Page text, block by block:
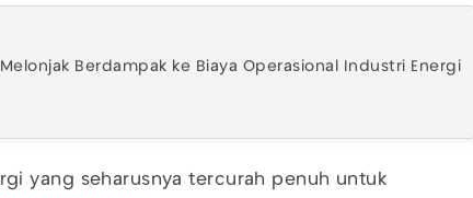
Berdampak ke Biaya Operasional Industri Energi
yang seharusnya tercurah penuh untuk